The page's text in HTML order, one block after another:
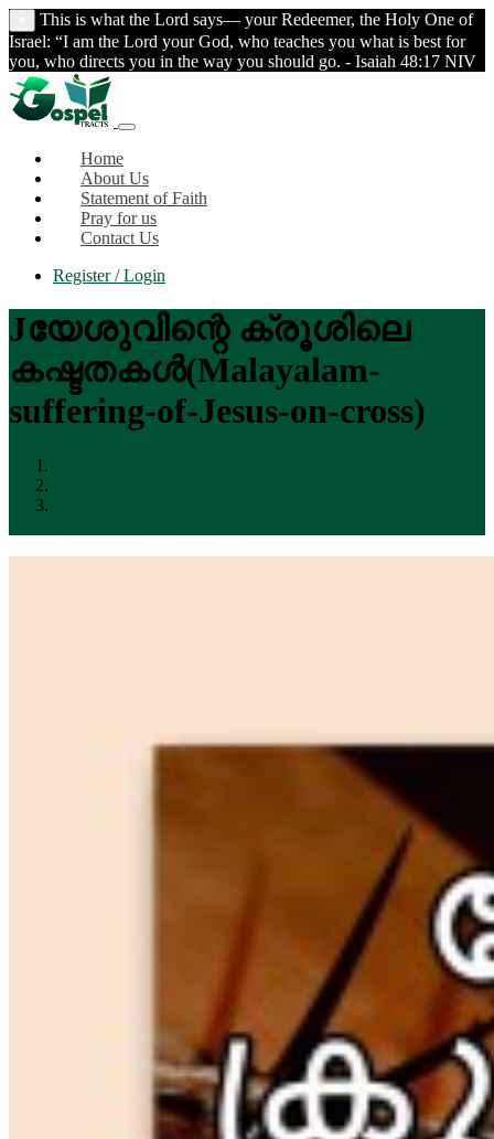
This is what the Lord says— your Redeemer, the Holy One of
Israel: “I am the Lord your God, who teaches you what is best for
you, who directs you in the way you should go. - Isaiah 48:17 NIV
Home
About Us
Statement of Faith
Pray for us
Contact Us
Register / Login
Jയേശുവിന്റെ ക്രൂശിലെ
കഷ്ടതകള്‍(Malayalam-
suffering-of-Jesus-on-cross)